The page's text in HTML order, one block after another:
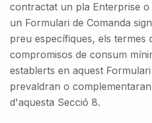
contractat un pla Enterprise
un Formulari de Comanda
preu específiques, els termes
compromisos de consum
establerts en aquest
prevaldran o
d'aquesta Secció 8.